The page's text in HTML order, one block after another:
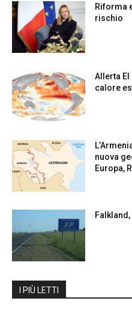
Riforma
rischio
Allerta El
calore
nuova
Europa,
I PIÙ LETTI